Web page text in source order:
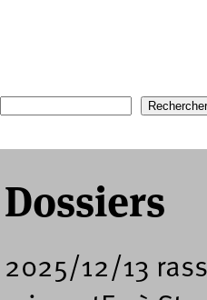
Formulaire de
Dossiers
2025/12/13